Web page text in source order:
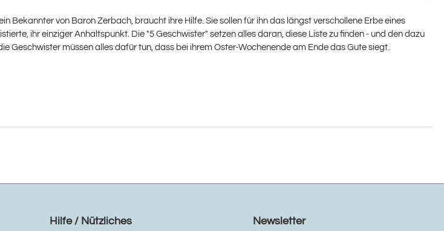
Bekannter von Baron Zerbach, braucht ihre Hilfe. Sie sollen für ihn das längst verschollene Erbe eines
ihr einziger Anhaltspunkt. Die "5 Geschwister" setzen alles daran, diese Liste zu finden - und den dazu
Geschwister müssen alles dafür tun, dass bei ihrem Oster-Wochenende am Ende das Gute siegt.
Hilfe / Nützliches Newsletter